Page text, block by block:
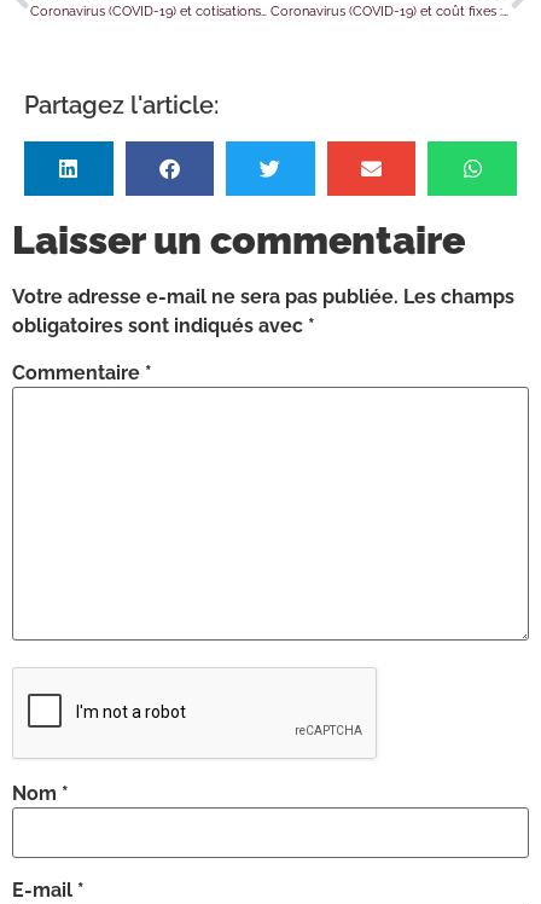
Coronavirus (COVID-19) et cotisations sociales : encore une nouvelle prolongation Coronavirus (COVID-19) et coût fixes : une procédure de régularisation
Partagez l'article:
Laisser un commentaire
Votre adresse e-mail ne sera pas publiée. Les champs
obligatoires sont indiqués avec *
Commentaire *
Nom *
E-mail *